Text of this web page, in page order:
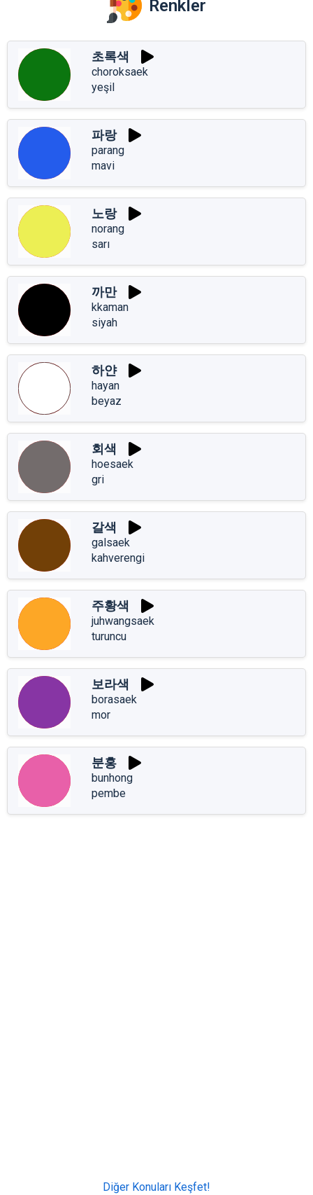
Renkler
초록색
choroksaek
yeşil
파랑
parang
mavi
노랑
norang
sarı
까만
kkaman
siyah
하얀
hayan
beyaz
회색
hoesaek
gri
갈색
galsaek
kahverengi
주황색
juhwangsaek
turuncu
보라색
borasaek
mor
분홍
bunhong
pembe
Diğer Konuları Keşfet!